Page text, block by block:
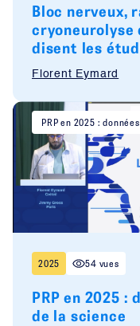
Bloc nerveux,
cryoneurolyse
disent les
Florent Eymard
PRP en 2025 :
2025 54 vues
PRP en 2025 :
de la science